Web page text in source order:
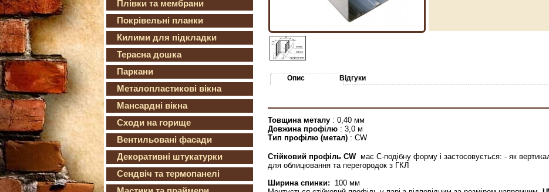
Плівки та мембрани
Покрівельні планки
Килими для підкладки
Терасна дошка
Паркани
Металопластикові вікна
Мансардні вікна
Сходи на горище
Вентильовані фасади
Декоративні штукатурки
Сендвіч та термопанелі
Опис Відгуки
Товщина металу : 0,40 мм
Довжина профілю : 3,0 м
Тип профілю (метал) : CW
Стійковий профіль CW має С-подібну форму і застосовується: - як
для облицювання та перегородок з ГКЛ
Ширина спинки:
100 мм